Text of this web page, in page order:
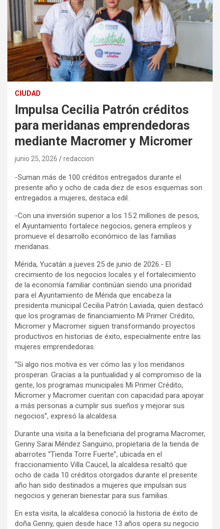
CIUDAD
Impulsa Cecilia Patrón créditos
para meridanas emprendedoras
mediante Macromer y Micromer
junio 25, 2026 redaccion
-Suman más de 100 créditos entregados durante el
presente año y ocho de cada diez de esos esquemas son
entregados a mujeres, destaca edil.
-Con una inversión superior a los 15.2 millones de pesos,
el Ayuntamiento fortalece negocios, genera empleos y
promueve el desarrollo económico de las familias
meridanas.
Mérida, Yucatán a jueves 25 de junio de 2026.- El
crecimiento de los negocios locales y el fortalecimiento
de la economía familiar continúan siendo una prioridad
para el Ayuntamiento de Mérida que encabeza la
presidenta municipal Cecilia Patrón Laviada, quien destacó
que los programas de financiamiento Mi Primer Crédito,
Micromer y Macromer siguen transformando proyectos
productivos en historias de éxito, especialmente entre las
mujeres emprendedoras.
“Si algo nos motiva es ver cómo las y los meridanos
prosperan. Gracias a la puntualidad y al compromiso de la
gente, los programas municipales Mi Primer Crédito,
Micromer y Macromer cuentan con capacidad para apoyar
a más personas a cumplir sus sueños y mejorar sus
negocios”, expresó la alcaldesa.
Durante una visita a la beneficiaria del programa Macromer,
Genny Sarai Méndez Sanguino, propietaria de la tienda de
abarrotes “Tienda Torre Fuerte”, ubicada en el
fraccionamiento Villa Caucel, la alcaldesa resaltó que
ocho de cada 10 créditos otorgados durante el presente
año han sido destinados a mujeres que impulsan sus
negocios y generan bienestar para sus familias.
En esta visita, la alcaldesa conoció la historia de éxito de
doña Genny, quien desde hace 13 años opera su negocio